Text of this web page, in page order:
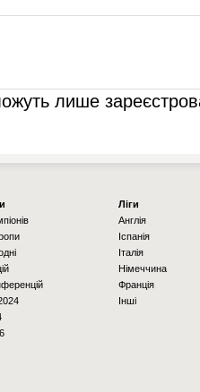
лише
Ліги
Англія
Іспанія
Італія
Німеччина
Франція
Інші